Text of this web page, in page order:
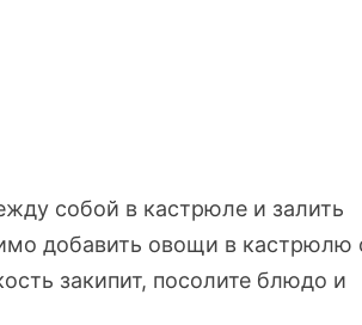
собой в кастрюле и залить
добавить овощи в кастрюлю
закипит, посолите блюдо и